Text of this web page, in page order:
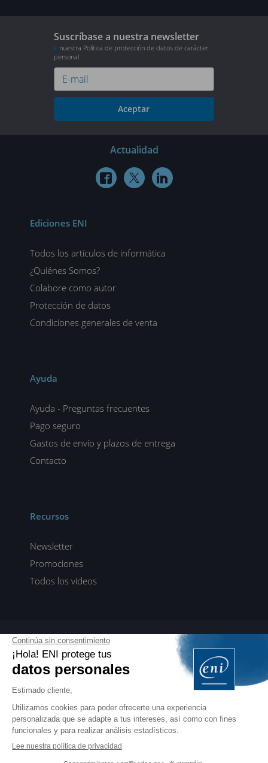
Suscríbase a nuestra newsletter
nuestra Política de protección de datos de carácter
personal
Aceptar
Actualidad
  
Ediciones ENI
Todos los artículos de informática
¿Quiénes Somos?
Colabore como autor
Protección de datos
Condiciones generales de venta
Ayuda
Ayuda - Preguntas frecuentes
Pago seguro
Gastos de envío y plazos de entrega
Contacto
Recursos
Newsletter
Promociones
Todos los vídeos
ENI elearning
E-formaciones en 5 idiomas
Manuales para profesionales de la formación
EDITIONS ENI